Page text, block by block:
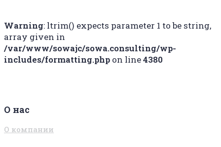
Warning: ltrim() expects parameter 1 to be string,
array given in
/var/www/sowajc/sowa.consulting/wp-
includes/formatting.php on line4380
О нас
О компании